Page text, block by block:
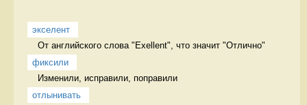
экселент
От английского слова "Exellent", что значит "Отлично"
фиксили
Изменили, исправили, поправили
отлынивать